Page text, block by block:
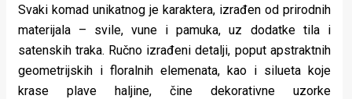
Svaki komad unikatnog je karaktera, izrađen od prirodnih
materijala – svile, vune i pamuka, uz dodatke tila i
satenskih traka. Ručno izrađeni detalji, poput apstraktnih
geometrijskih i floralnih elemenata, kao i silueta koje
krase plave haljine, čine dekorativne uzorke